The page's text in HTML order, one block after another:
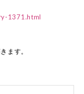
1371.html
ます。